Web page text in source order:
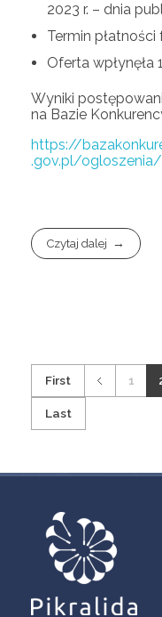
2023 r. – dnia
Termin płatności
Oferta
Wyniki
na Bazie
https://
.gov.pl/ogloszenia/
Czytaj dalej
First 1
Last